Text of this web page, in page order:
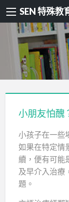
SEN 特殊教
小朋友怕醜
小孩子在一些
如果在特定情
續，便有可能
及早介入治療
題。